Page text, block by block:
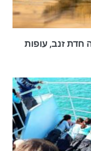
חדת זנב, עופות